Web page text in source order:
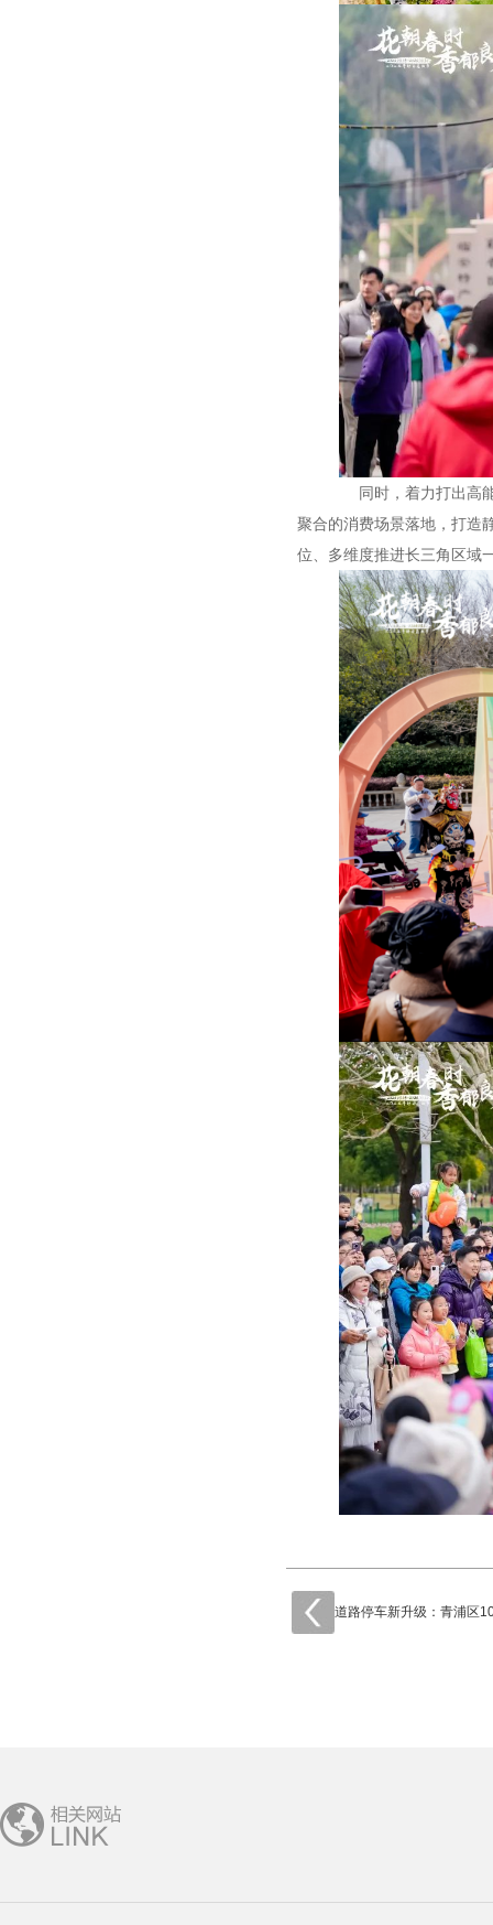
同时，着力打出高能
聚合的消费场景落地，打造
位、多维度推进长三角区域
道路停车新升级：青浦区